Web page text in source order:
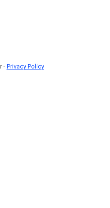
- Privacy Policy